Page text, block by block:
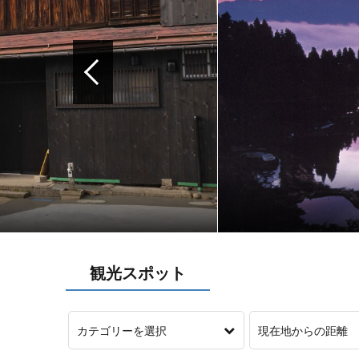
山古志の棚田棚池
観光スポット
カテゴリーを選択 現在地からの距離